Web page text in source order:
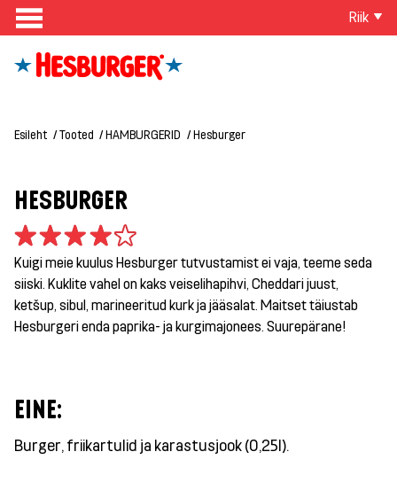
Riik
Esileht Tooted HAMBURGERID Hesburger
HESBURGER
Kuigi meie kuulus Hesburger tutvustamist ei vaja, teeme seda
siiski. Kuklite vahel on kaks veiselihapihvi, Cheddari juust,
ketšup, sibul, marineeritud kurk ja jääsalat. Maitset täiustab
Hesburgeri enda paprika- ja kurgimajonees. Suurepärane!
EINE:
Burger, friikartulid ja karastusjook (0,25l).